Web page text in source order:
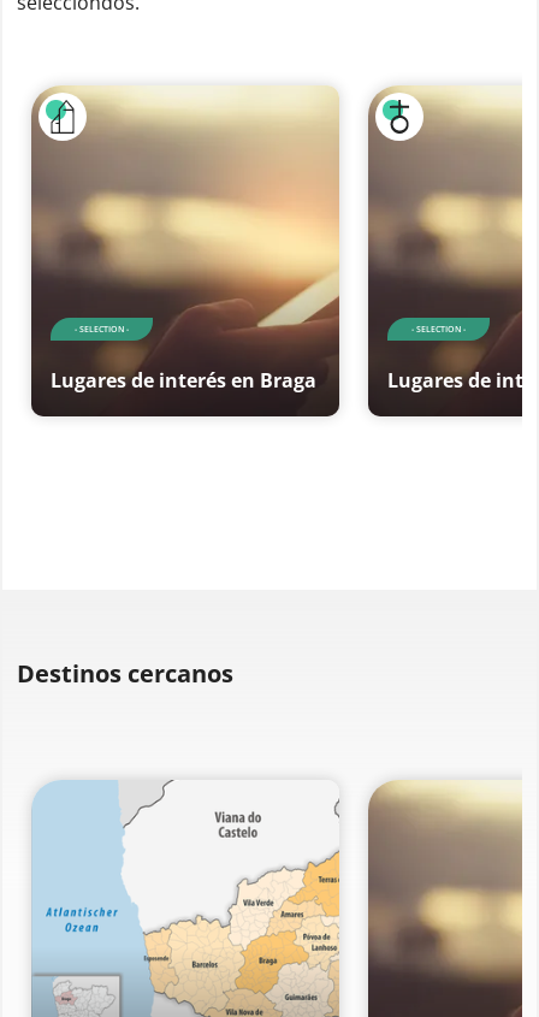
- SELECTION -
Lugares de interés en Braga
- SELECTION -
Lugares de
Destinos cercanos